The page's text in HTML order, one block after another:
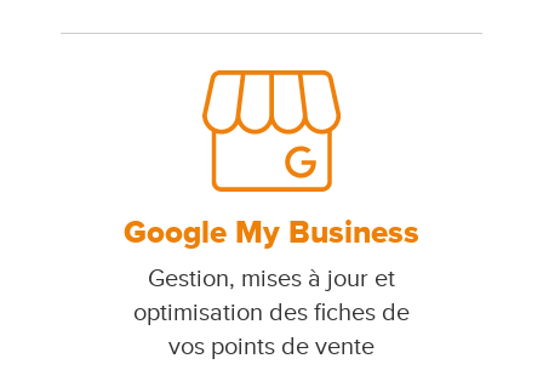
Google My Business
Gestion, mises à jour et
optimisation des fiches de
vos points de vente